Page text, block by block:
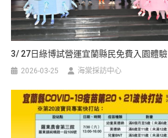
3/ 27日綠博試營運宜蘭縣民免費入園體驗
2026-03-25 海棠採訪中心